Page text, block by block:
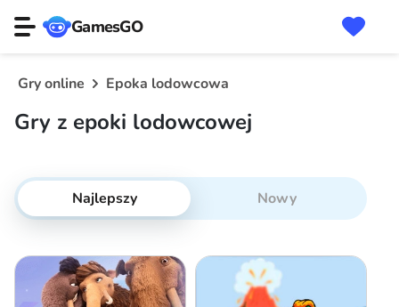
GamesGO
Gry online Epoka lodowcowa
Gry z epoki lodowcowej
Najlepszy Nowy